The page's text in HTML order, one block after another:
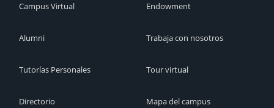
Campus Virtual
Alumni
Tutorías Personales
Directorio
Endowment
Trabaja con nosotros
Tour virtual
Mapa del campus